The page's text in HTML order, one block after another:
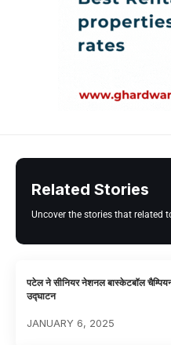
Related Stories
Uncover the stories that related
पटेल ने सीनियर नेशनल बास्केटबॉल
उद्घाटन
JANUARY 6, 2025